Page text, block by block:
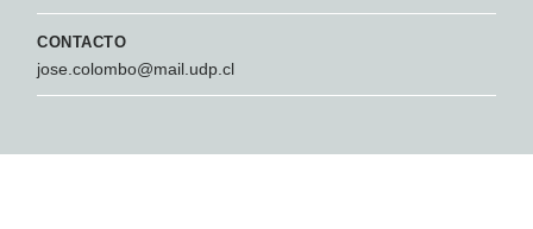
CONTACTO
jose.colombo@mail.udp.cl